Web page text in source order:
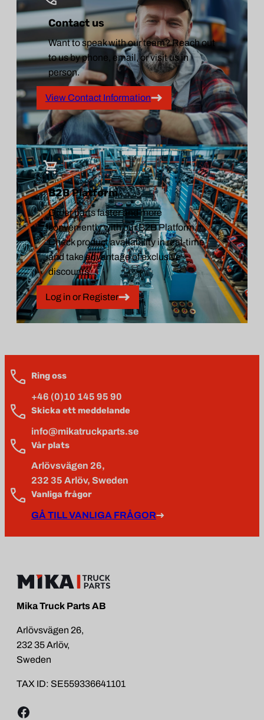
Contact us
Want to speak with our team? Reach out
to us by phone, email, or visit us in
person.
View Contact Information
B2B Platform
Order parts faster and more
conveniently with our B2B Platform.
Check product availability in real-time
and take advantage of exclusive
discounts.
Log in or Register
Ring oss
+46 (0)10 145 95 90
Skicka ett meddelande
info@mikatruckparts.se
Vår plats
Arlövsvägen 26,
232 35 Arlöv, Sweden
Vanliga frågor
GÅ TILL VANLIGA FRÅGOR
Mika Truck Parts AB
Arlövsvägen 26,
232 35 Arlöv,
Sweden
TAX ID: SE559336641101
Facebook